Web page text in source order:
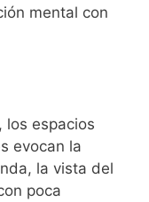
mental con
los espacios
evocan la
la vista del
poca